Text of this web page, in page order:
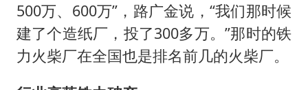
500万、600万”，路广金说，“我们那时候
建了个造纸厂，投了300多万。”那时的铁
力火柴厂在全国也是排名前几的火柴厂。